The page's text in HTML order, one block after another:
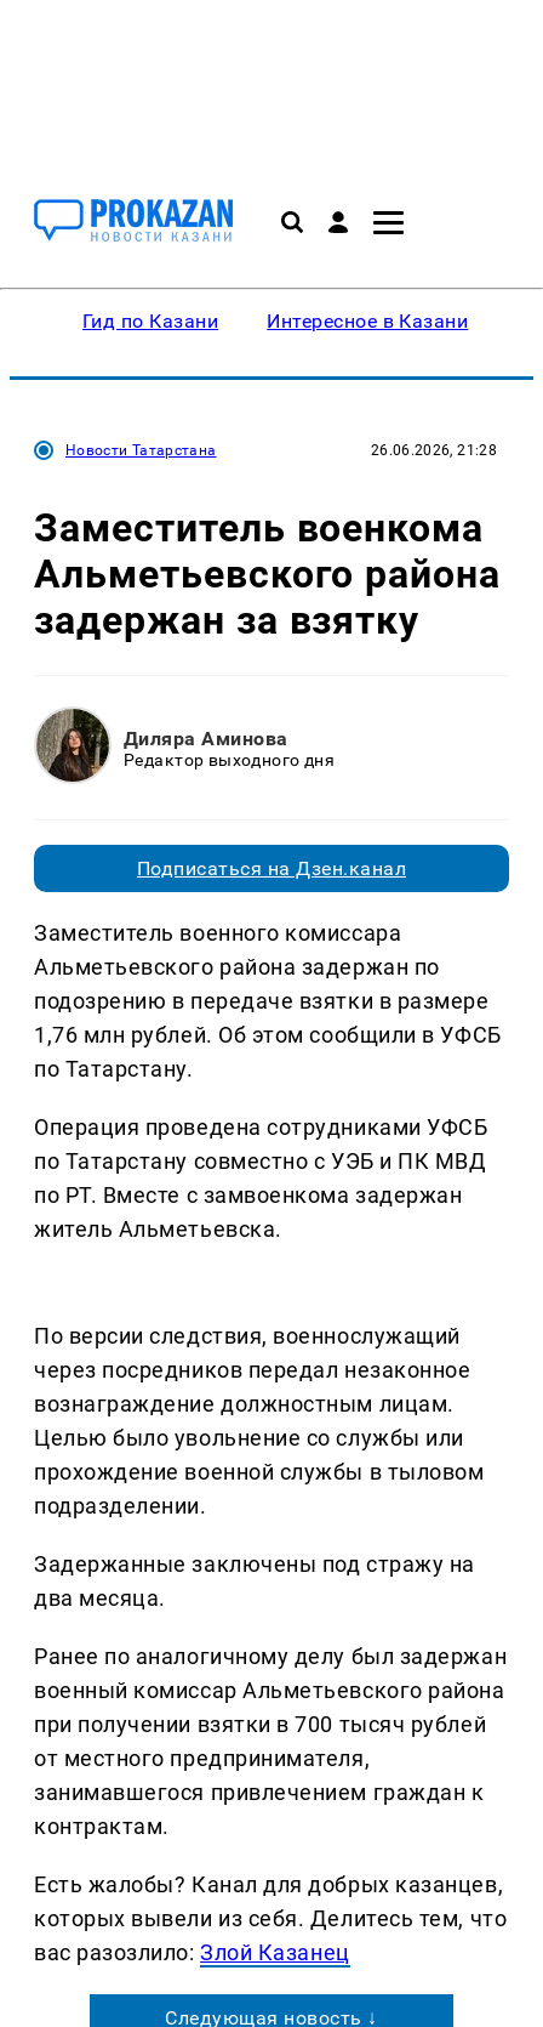
Гид по Казани Интересное в Казани
Новости Татарстана 26.06.2026, 21:28
Заместитель военкома
Альметьевского района
задержан за взятку
Диляра Аминова
Редактор выходного дня
Подписаться на Дзен.канал
Заместитель военного комиссара
Альметьевского района задержан по
подозрению в передаче взятки в размере
1,76 млн рублей. Об этом сообщили в УФСБ
по Татарстану.
Операция проведена сотрудниками УФСБ
по Татарстану совместно с УЭБ и ПК МВД
по РТ. Вместе с замвоенкома задержан
житель Альметьевска.
По версии следствия, военнослужащий
через посредников передал незаконное
вознаграждение должностным лицам.
Целью было увольнение со службы или
прохождение военной службы в тыловом
подразделении.
Задержанные заключены под стражу на
два месяца.
Ранее по аналогичному делу был задержан
военный комиссар Альметьевского района
при получении взятки в 700 тысяч рублей
от местного предпринимателя,
занимавшегося привлечением граждан к
контрактам.
Есть жалобы? Канал для добрых казанцев,
которых вывели из себя. Делитеcь тем, что
вас разозлило:Злой Казанец
Следующая новость ↓